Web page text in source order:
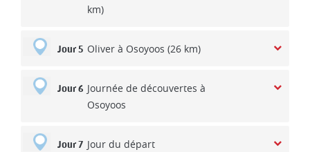
km)
Jour 5 Oliver à Osoyoos (26 km)
Jour 6 Journée de découvertes à
Osoyoos
Jour 7 Jour du départ